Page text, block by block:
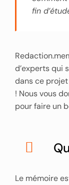
fin
d’experts qui
dans ce
! Nous vous
pour faire un
Le mémoire